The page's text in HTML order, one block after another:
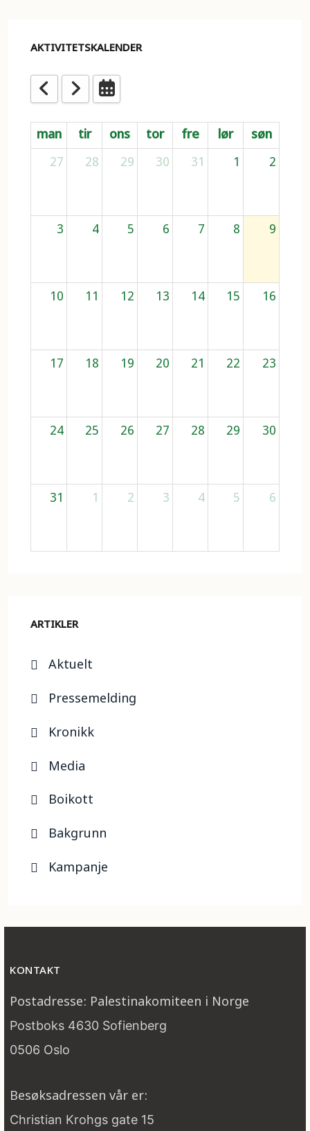
AKTIVITETSKALENDER
man tir ons tor fre lør
søn
27
28 29 30 31 1 2
3 4 5 6 7 8 9
10 11 12 13 14 15 16
17 18 19 20 21 22 23
24 25 26 27 28 29 30
31 1 2 3 4 5 6
ARTIKLER
Aktuelt
Pressemelding
Kronikk
Media
Boikott
Bakgrunn
Kampanje
KONTAKT
Postadresse: Palestinakomiteen i Norge
Postboks 4630 Sofienberg
0506 Oslo
Besøksadressen vår er:
Christian Krohgs gate 15